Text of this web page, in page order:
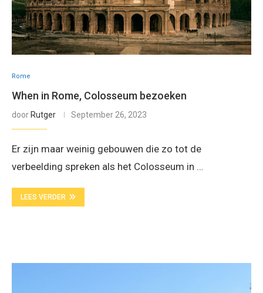
Rome
When in Rome, Colosseum bezoeken
door Rutger September 26, 2023
Er zijn maar weinig gebouwen die zo tot de
verbeelding spreken als het Colosseum in …
LEES VERDER